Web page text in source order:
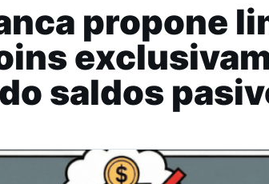
propone
saldos